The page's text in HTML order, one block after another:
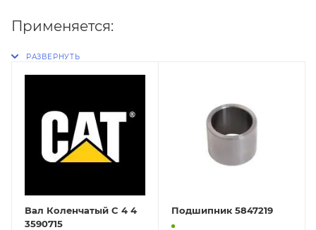
Применяется:
Вал Коленчатый C 4 4
3590715
Подшипник 5847219